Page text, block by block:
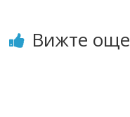
Вижте още